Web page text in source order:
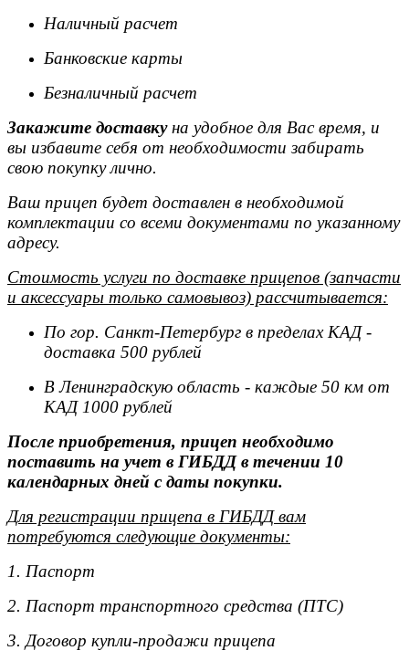
Наличный расчет
Банковские карты
Безналичный расчет
Закажите доставкуна удобное для Вас время, и
вы избавите себя от необходимости забирать
свою покупку лично.
Ваш прицеп будет доставлен в необходимой
комплектации со всеми документами по указанному
адресу.
Стоимость услуги по доставке прицепов (запчасти
и аксессуары только самовывоз) рассчитывается:
По гор. Санкт-Петербург в пределах КАД -
доставка 500 рублей
В Ленинградскую область - каждые 50 км от
КАД 1000 рублей
После приобретения, прицеп необходимо
поставить на учет в ГИБДД в течении 10
календарных дней с даты покупки.
Для регистрации прицепа в ГИБДД вам
потребуются следующие документы:
1. Паспорт
2. Паспорт транспортного средства (ПТС)
3. Договор купли-продажи прицепа